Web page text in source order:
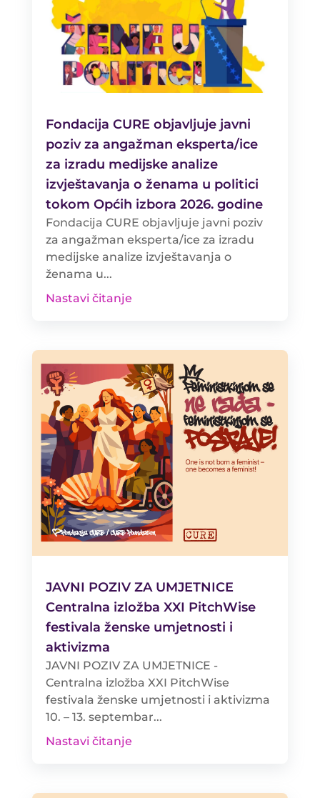
Fondacija CURE objavljuje javni
poziv za angažman eksperta/ice
za izradu medijske analize
izvještavanja o ženama u politici
tokom Općih izbora 2026. godine
Fondacija CURE objavljuje javni poziv
za angažman eksperta/ice za izradu
medijske analize izvještavanja o
ženama u...
Nastavi čitanje
JAVNI POZIV ZA UMJETNICE
Centralna izložba XXI PitchWise
festivala ženske umjetnosti i
aktivizma
JAVNI POZIV ZA UMJETNICE -
Centralna izložba XXI PitchWise
festivala ženske umjetnosti i aktivizma
10. – 13. septembar...
Nastavi čitanje